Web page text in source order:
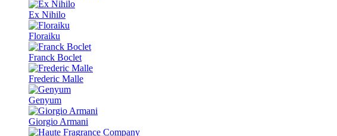
Ex Nihilo
Floraiku
Franck Boclet
Frederic Malle
Genyum
Giorgio Armani